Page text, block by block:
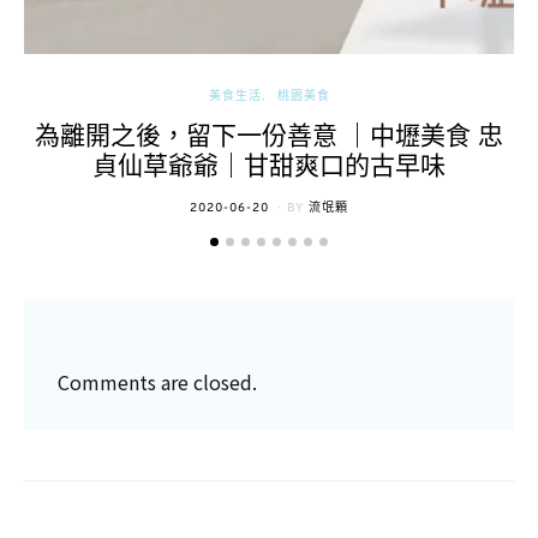
美食生活 桃園美食
為離開之後，留下一份善意 ｜中壢美食 忠
貞仙草爺爺｜甘甜爽口的古早味
POSTED
2020-06-20 BY 流氓顆
Comments are closed.